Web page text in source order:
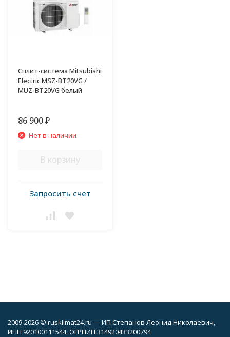
Сплит-система Mitsubishi
Electric MSZ-BT20VG /
MUZ-BT20VG белый
86 900 ₽
Нет в наличии
В корзину
Запросить счет
2009-2026 © rusklimat24.ru — ИП Степанов Леонид Николаевич,
ИНН 920100111544, ОГРНИП 314920433200794